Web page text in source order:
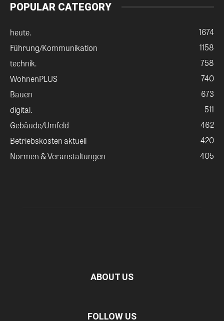
POPULAR CATEGORY
heute.
1674
Führung/Kommunikation
1158
technik.
758
WohnenPLUS
740
Bauen
673
digital.
511
Gebäude/Umfeld
462
Betriebskosten aktuell
420
Normen & Veranstaltungen
405
ABOUT US
FOLLOW US